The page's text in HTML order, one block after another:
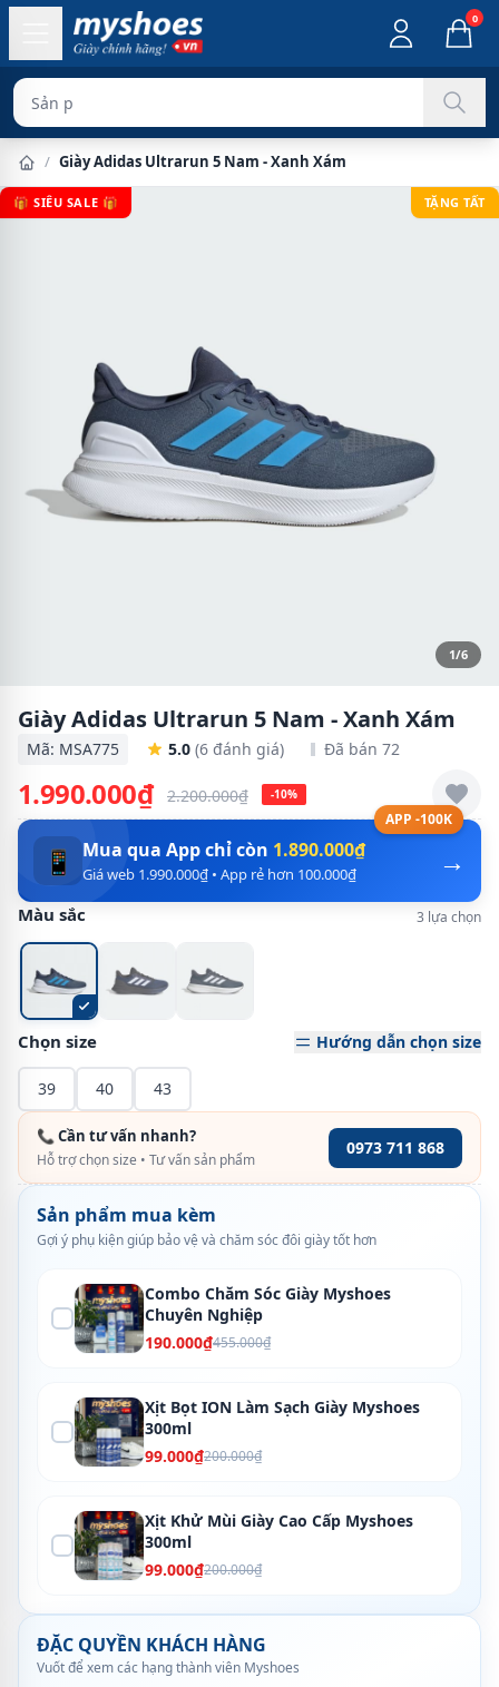
0
Sản phẩm chính
/ Giày Adidas Ultrarun 5 Nam - Xanh Xám
🎁 SIÊU SALE 🎁 TẶNG TẤT
1/6
Giày Adidas Ultrarun 5 Nam - Xanh Xám
Mã: MSA775 5.0 (6 đánh giá) Đã bán 72
1.990.000₫ 2.200.000₫ -10%
APP -100K
→
📱 Mua qua App chỉ còn 1.890.000₫
Giá web 1.990.000₫ • App rẻ hơn 100.000₫
Màu sắc 3 lựa chọn
Chọn size Hướng dẫn chọn size
39 40 43
📞 Cần tư vấn nhanh?
Hỗ trợ chọn size • Tư vấn sản phẩm
0973 711 868
Sản phẩm mua kèm
Gợi ý phụ kiện giúp bảo vệ và chăm sóc đôi giày tốt hơn
Combo Chăm Sóc Giày Myshoes
Chuyên Nghiệp
190.000₫455.000₫
Xịt Bọt ION Làm Sạch Giày Myshoes
300ml
99.000₫200.000₫
Xịt Khử Mùi Giày Cao Cấp Myshoes
300ml
99.000₫200.000₫
ĐẶC QUYỀN KHÁCH HÀNG
Vuốt để xem các hạng thành viên Myshoes